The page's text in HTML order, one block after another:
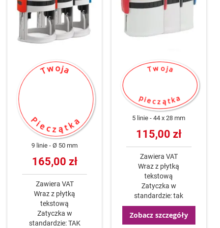
9 linie Ø 50 mm
165,00 zł
Zawiera VAT
Wraz z płytką
tekstową
Zatyczka w
standardzie: TAK
5 linie 44 x 28 mm
115,00 zł
Zawiera VAT
Wraz z płytką
tekstową
Zatyczka w
standardzie: tak
Zobacz szczegóły